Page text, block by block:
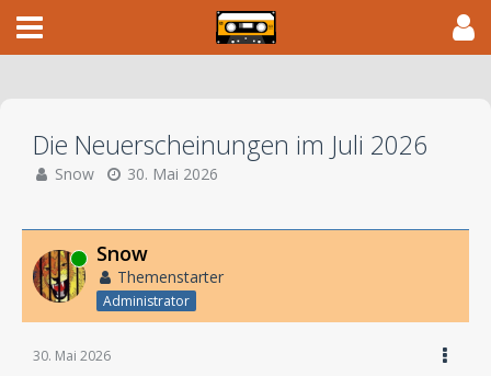
Die Neuerscheinungen im Juli 2026
Snow 30. Mai 2026
Online Snow
Themenstarter
Administrator
30. Mai 2026